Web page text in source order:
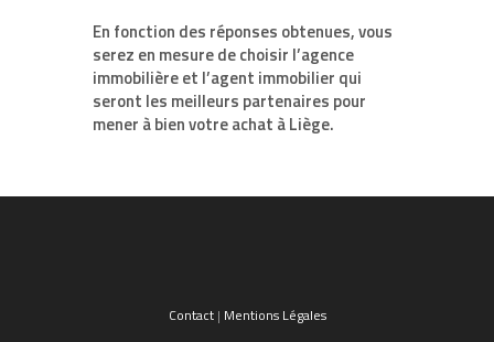
En fonction des réponses obtenues, vous
serez en mesure de choisir l’agence
immobilière et l’agent immobilier qui
seront les meilleurs partenaires pour
mener à bien votre achat à Liège.
Contact| Mentions Légales